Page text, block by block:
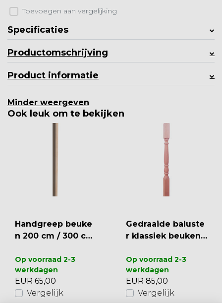
Toevoegen aan vergelijking
Specificaties
Productomschrijving
Product informatie
Minder weergeven
Ook leuk om te bekijken
Handgreep beuke
n 200 cm / 300 cm
Op voorraad 2-3
werkdagen
EUR 65,00
Vergelijk
Gedraaide baluste
r klassiek beukenh
Op voorraad 2-3
werkdagen
EUR 85,00
Vergelijk